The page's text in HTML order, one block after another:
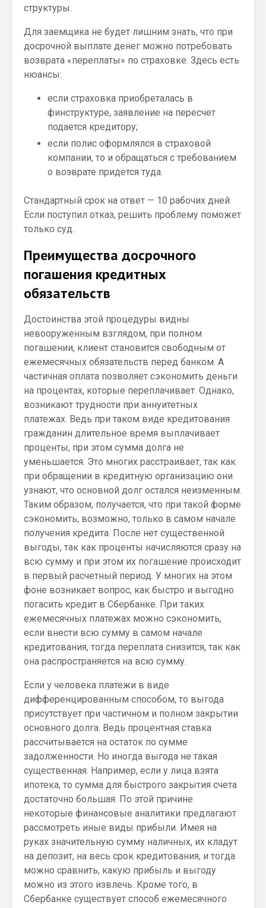
структуры.
Для заемщика не будет лишним знать, что при
досрочной выплате денег можно потребовать
возврата «переплаты» по страховке. Здесь есть
нюансы:
если страховка приобреталась в
финструктуре, заявление на пересчет
подается кредитору;
если полис оформлялся в страховой
компании, то и обращаться с требованием
о возврате придется туда.
Стандартный срок на ответ — 10 рабочих дней.
Если поступил отказ, решить проблему поможет
только суд.
Преимущества досрочного
погашения кредитных
обязательств
Достоинства этой процедуры видны
невооруженным взглядом, при полном
погашении, клиент становится свободным от
ежемесячных обязательств перед банком. А
частичная оплата позволяет сэкономить деньги
на процентах, которые переплачивает. Однако,
возникают трудности при аннуитетных
платежах. Ведь при таком виде кредитования
гражданин длительное время выплачивает
проценты, при этом сумма долга не
уменьшается. Это многих расстраивает, так как
при обращении в кредитную организацию они
узнают, что основной долг остался неизменным.
Таким образом, получается, что при такой форме
сэкономить, возможно, только в самом начале
получения кредита. После нет существенной
выгоды, так как проценты начисляются сразу на
всю сумму и при этом их погашение происходит
в первый расчетный период. У многих на этом
фоне возникает вопрос, как быстро и выгодно
погасить кредит в Сбербанке. При таких
ежемесячных платежах можно сэкономить,
если внести всю сумму в самом начале
кредитования, тогда переплата снизится, так как
она распространяется на всю сумму.
Если у человека платежи в виде
дифференцированным способом, то выгода
присутствует при частичном и полном закрытии
основного долга. Ведь процентная ставка
рассчитывается на остаток по сумме
задолженности. Но иногда выгода не такая
существенная. Например, если у лица взята
ипотека, то сумма для быстрого закрытия счета
достаточно большая. По этой причине
некоторые финансовые аналитики предлагают
рассмотреть иные виды прибыли. Имея на
руках значительную сумму наличных, их кладут
на депозит, на весь срок кредитования, и тогда
можно сравнить, какую прибыль и выгоду
можно из этого извлечь. Кроме того, в
Сбербанке существует способ ежемесячного